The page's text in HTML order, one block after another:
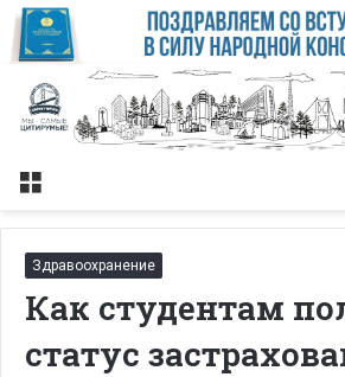
Меню
Здравоохранение
Как студентам
статус